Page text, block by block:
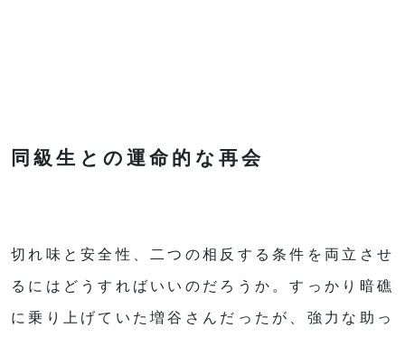
同級生との運命的な再会
切れ味と安全性、二つの相反する条件を両立させ
るにはどうすればいいのだろうか。すっかり暗礁
に乗り上げていた増谷さんだったが、強力な助っ